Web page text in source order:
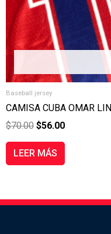
Baseball jersey
CAMISA CUBA OMAR
$70.00 $56.00
LEER MÁS